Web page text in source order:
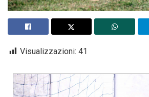
Visualizzazioni: 41